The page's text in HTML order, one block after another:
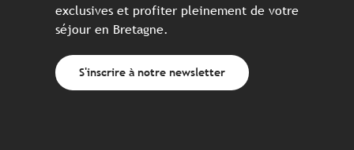
exclusives et profiter pleinement de votre
séjour en Bretagne.
S'inscrire à notre newsletter